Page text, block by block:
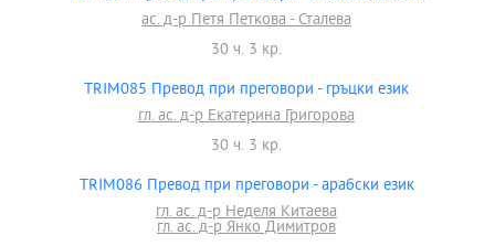
ас. д-р Петя Петкова - Сталева
30 ч. 3 кр.
TRIM085 Превод при преговори - гръцки език
гл. ас. д-р Екатерина Григорова
30 ч. 3 кр.
TRIM086 Превод при преговори - арабски език
гл. ас. д-р Неделя Китаева
гл. ас. д-р Янко Димитров